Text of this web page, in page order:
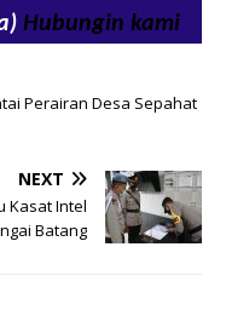
Hubungin kami
Perairan Desa Sepahat
NEXT
Kasat Intel
Batang